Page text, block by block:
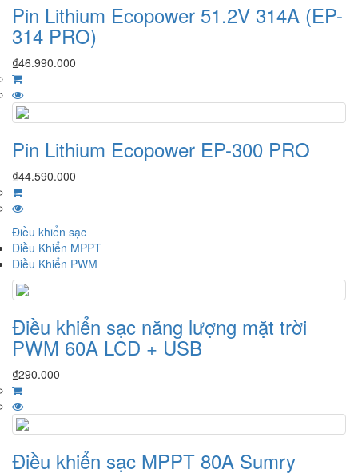
Pin Lithium Ecopower 51.2V 314A (EP-
314 PRO)
₫46.990.000
Pin Lithium Ecopower EP-300 PRO
₫44.590.000
Điều khiển sạc
Điều Khiển MPPT
Điều Khiển PWM
Điều khiển sạc năng lượng mặt trời
PWM 60A LCD + USB
₫290.000
Điều khiển sạc MPPT 80A Sumry